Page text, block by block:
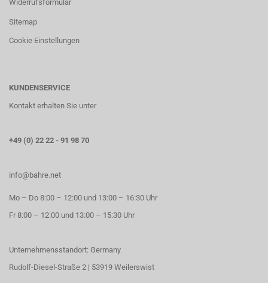
Widerrufsformular
Sitemap
Cookie Einstellungen
KUNDENSERVICE
Kontakt erhalten Sie unter
+49 (0) 22 22 - 91 98 70
info@bahre.net
Mo – Do 8:00 – 12:00 und 13:00 – 16:30 Uhr
Fr 8:00 – 12:00 und 13:00 – 15:30 Uhr
Unternehmensstandort: Germany
Rudolf-Diesel-Straße 2 | 53919 Weilerswist